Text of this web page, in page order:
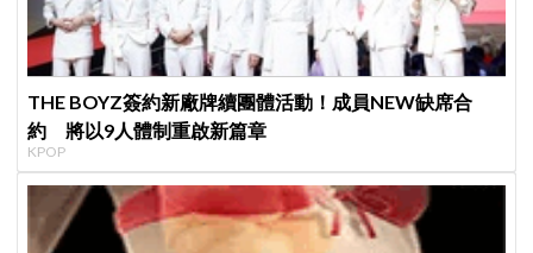
THE BOYZ簽約新廠牌續團體活動！成員NEW缺席合
約 將以9人體制重啟新篇章
KPOP